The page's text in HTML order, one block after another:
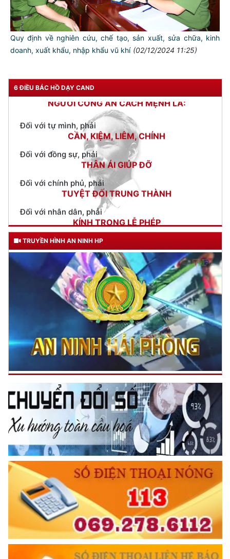
Quy định về nghiên cứu, chế tạo, sản xuất, sửa chữa, kinh
doanh, xuất khẩu, nhập khẩu vũ khí (02/12/2024 11:25)
6 ĐIỀU BÁC HỒ DẠY CAND
TƯ CÁCH
Đối với tự mình, phải
CẦN, KIỆM, LIÊM, CHÍNH
Đối với đồng sự, phải
THÂN ÁI GIÚP ĐỠ
Đối với chính phủ, phải
TUYỆT ĐỐI TRUNG THÀNH
Đối với nhân dân, phải
KÍNH TRỌNG LỄ PHÉP
Đối với công việc, phải
TẬN TỤY
Đối với địch, phải
CƯƠNG QUYẾT, KHÔN KHÉO
Trích thư Chủ tịch Hồ Chí Minh
gửi Công an Khu XII,
ngày 11 tháng 3 năm 1948.
TRUYỀN HÌNH AN NINH HP